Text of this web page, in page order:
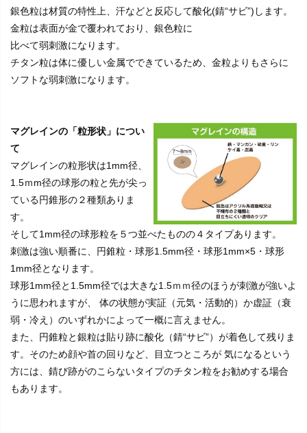
銀色粒は材質の特性上、汗などと反応して酸化(錆“サビ”)します。
金粒は表面が金で覆われており、銀色粒に
比べて弱刺激になります。
チタン粒は体に優しい金属でできているため、金粒よりもさらに
ソフトな弱刺激になります。
マグレインの「粒形状」につい
て
マグレインの粒形状は1mm径、
1.5ｍm径の球形の粒と先が尖っ
ている円錐形の２種類ありま
す。
そして1mm径の球形粒を５つ並べたものの４タイプあります。
刺激は強い順番に、円錐粒・球形1.5mm径・球形1mm×5・球形
1mm径となります。
球形1mm径と1.5mm径では大きな1.5ｍｍ径のほうが刺激が強いよ
うに思われますが、 体の状態が実証（元気・活動的）か虚証（衰
弱・冷え）のいずれかによって一概に言えません。
また、円錐粒と銀粒は貼り跡に酸化（錆“サビ”）が着色して残りま
す。そのため顔や首の回りなど、目立つところが 気になるという
方には、錆び跡がのこらないタイプのチタン粒をお勧めする場合
もあります。